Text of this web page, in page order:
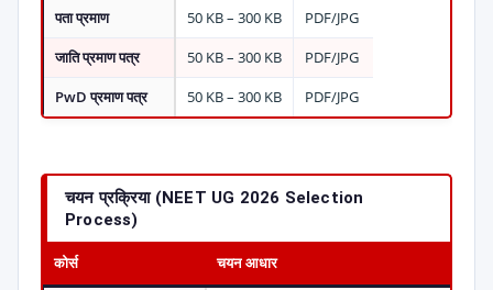
पता प्रमाण
50 KB – 300 KB
PDF/JPG
जाति प्रमाण पत्र
50 KB – 300 KB
PDF/JPG
PwD प्रमाण पत्र
50 KB – 300 KB PDF/JPG
चयन प्रक्रिया (NEET UG 2026 Selection
Process)
कोर्स चयन आधार